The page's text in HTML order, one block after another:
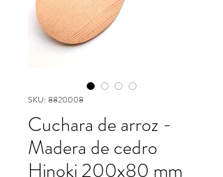
SKU: 8820008
Cuchara de arroz -
Madera de cedro
Hinoki 200x80 mm